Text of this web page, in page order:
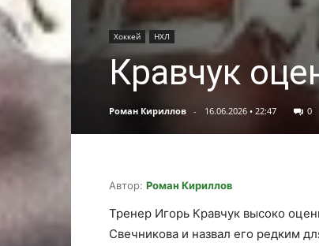
Хоккей НХЛ
Кравчук
Роман Кириллов - 16.06.2026 • 22:47 0
Автор: Роман Кириллов
Тренер Игорь Кравчук высоко
Свечникова и назвал его редким